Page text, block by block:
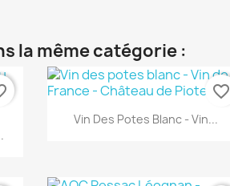
la même catégorie :
Aperçu rapide
Vin Des Potes Blanc - Vin...
favorite_border